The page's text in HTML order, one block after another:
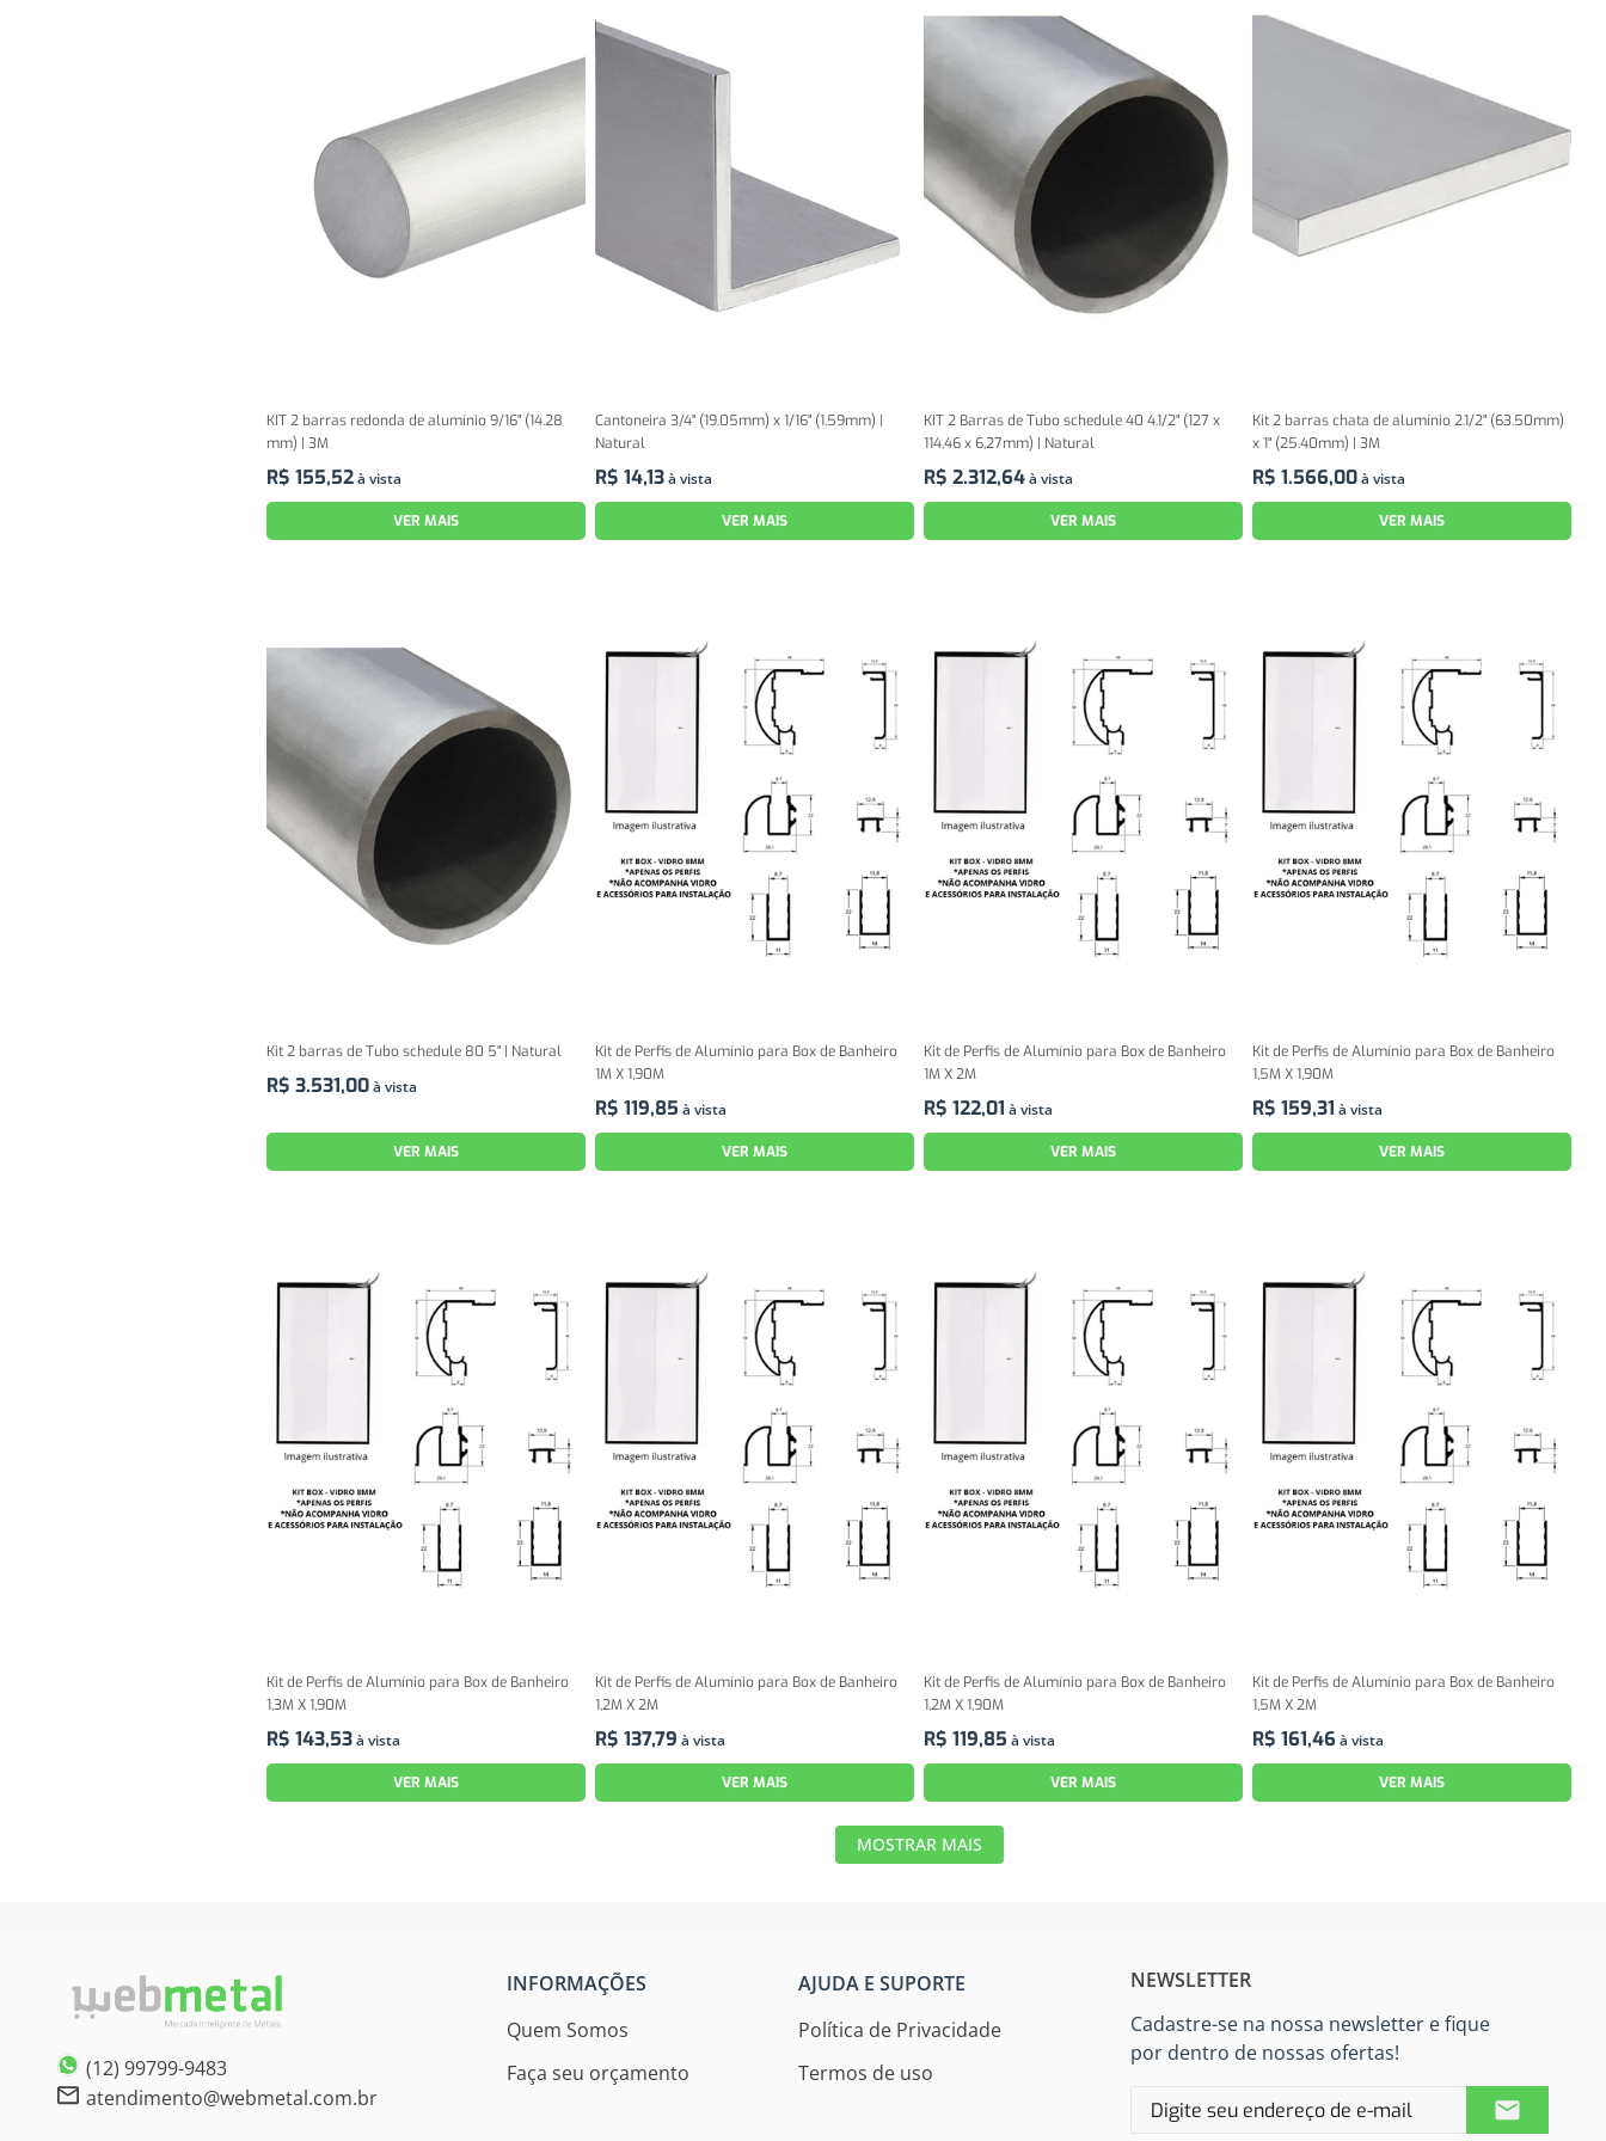
KIT 2 barras redonda de alumínio 9/16" (14.28
mm) | 3M
R$ 155,52à vista
VER MAIS
Cantoneira 3/4" (19.05mm) x 1/16" (1.59mm) |
Natural
R$ 14,13à vista
VER MAIS
KIT 2 Barras de Tubo schedule 40 4.1/2" (127 x
114,46 x 6,27mm) | Natural
R$ 2.312,64à vista
VER MAIS
Kit 2 barras chata de alumínio 2.1/2" (63.50mm)
x 1" (25.40mm) | 3M
R$ 1.566,00à vista
VER MAIS
Kit 2 barras de Tubo schedule 80 5" | Natural
R$ 3.531,00à vista
VER MAIS
Kit de Perfis de Alumínio para Box de Banheiro
1M X 1,90M
R$ 119,85 à vista
VER MAIS
Kit de Perfis de Alumínio para Box de Banheiro
1M X 2M
R$ 122,01 à vista
VER MAIS
Kit de Perfis de Alumínio para Box de Banheiro
1,5M X 1,90M
R$ 159,31 à vista
VER MAIS
Kit de Perfis de Alumínio para Box de Banheiro
1,3M X 1,90M
R$ 143,53à vista
VER MAIS
Kit de Perfis de Alumínio para Box de Banheiro
1,2M X 2M
R$ 137,79 à vista
VER MAIS
Kit de Perfis de Alumínio para Box de Banheiro
1,2M X 1,90M
R$ 119,85 à vista
VER MAIS
Kit de Perfis de Alumínio para Box de Banheiro
1,5M X 2M
R$ 161,46 à vista
VER MAIS
MOSTRAR MAIS
(12) 99799-9483
atendimento@webmetal.com.br
INFORMAÇÕES
Quem Somos
Faça seu orçamento
AJUDA E SUPORTE
Política de Privacidade
Termos de uso
NEWSLETTER
Cadastre-se na nossa newsletter e fique
por dentro de nossas ofertas!